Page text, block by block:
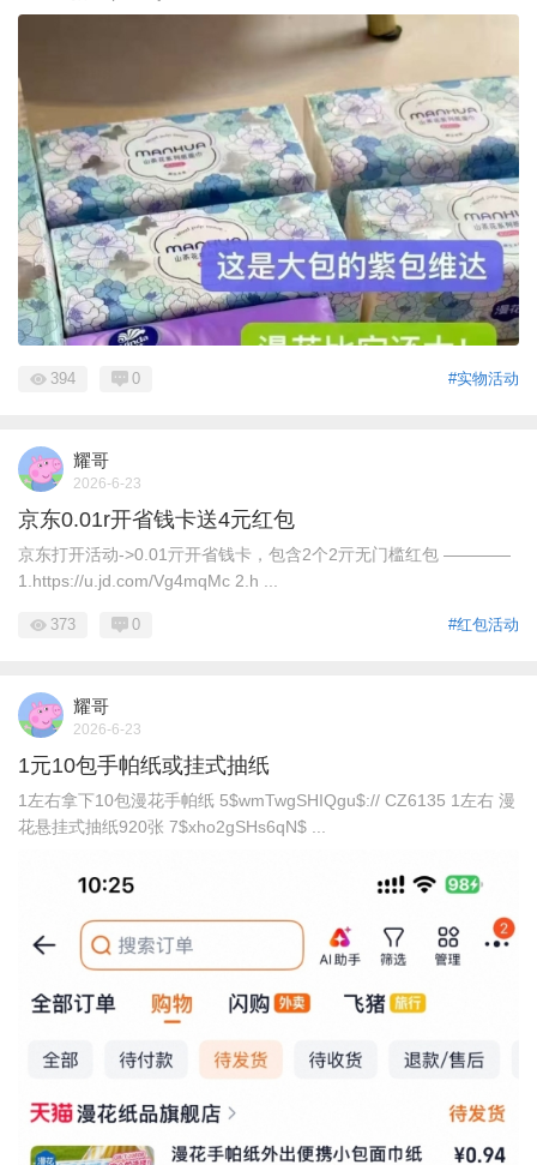
#实物活动
394 0
耀哥
2026-6-23
京东0.01r开省钱卡送4元红包
京东打开活动->0.01亓开省钱卡，包含2个2亓无门槛红包 ————
1.https://u.jd.com/Vg4mqMc 2.h ...
#红包活动
373 0
耀哥
2026-6-23
1元10包手帕纸或挂式抽纸
1左右拿下10包漫花手帕纸 5$wmTwgSHIQgu$:// CZ6135 1左右 漫
花悬挂式抽纸920张 7$xho2gSHs6qN$ ...